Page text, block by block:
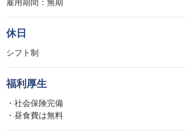
雇用期間：無期
休日
シフト制
福利厚生
・社会保険完備
・昼食費は無料